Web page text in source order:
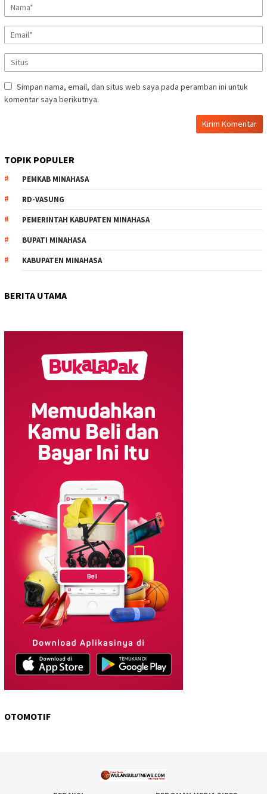
Simpan nama, email, dan situs web saya pada peramban ini untuk
komentar saya berikutnya.
TOPIK POPULER
PEMKAB MINAHASA
RD-VASUNG
PEMERINTAH KABUPATEN MINAHASA
BUPATI MINAHASA
KABUPATEN MINAHASA
BERITA UTAMA
OTOMOTIF